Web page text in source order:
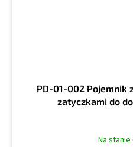
PD-01-002 Pojemnik
zatyczkami do
Na stanie